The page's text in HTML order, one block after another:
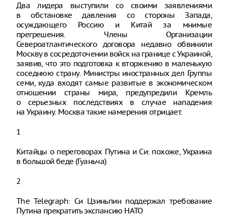
Два лидера выступили со своими заявлениями
в обстановке давления со стороны Запада,
осуждающего Россию и Китай за мнимые
прегрешения. Члены Организации
Североатлантического договора недавно обвинили
Москву в сосредоточении войск на границе с Украиной,
заявив, что это подготовка к вторжению в маленькую
соседнюю страну. Министры иностранных дел Группы
семи, куда входят самые развитые в экономическом
отношении страны мира, предупредили Кремль
о серьезных последствиях в случае нападения
на Украину. Москва такие намерения отрицает.
1
Китайцы о переговорах Путина и Си: похоже, Украина
в большой беде (Гуаньча)
2
The Telegraph: Си Цзиньпин поддержал требование
Путина прекратить экспансию НАТО